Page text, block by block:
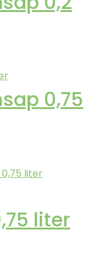
0,75
liter